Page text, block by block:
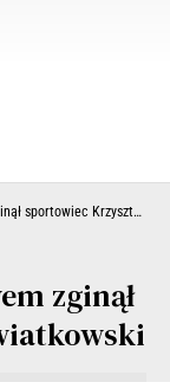
Krzysztof Kwiatkowski
zginął